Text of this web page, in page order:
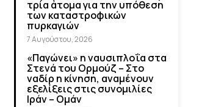
τρία άτομα για την υπόθεση
των καταστροφικών
πυρκαγιών
7 Αυγούστου, 2026
«Παγώνει» η ναυσιπλοΐα στα
Στενά του Ορμούζ – Στο
ναδίρ η κίνηση, αναμένουν
εξελίξεις στις συνομιλίες
Ιράν – Ομάν